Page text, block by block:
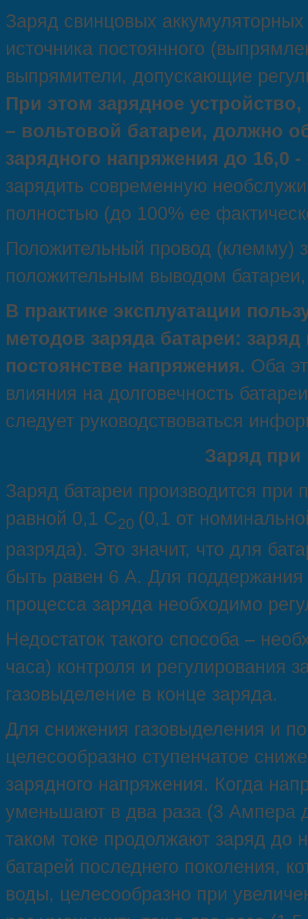
Заряд свинцовых
источника постоянного
выпрямители, допускающие
При этом зарядное
– вольтовой батареи, должно
зарядного напряжения до 16,0
зарядить современную
полностью (до 100% ее
Положительный провод (клемму)
положительным выводом
В практике эксплуатации
методов заряда батареи:
постоянстве напряжения. Оба
влияния на долговечность
следует руководствоваться
Заряд при
Заряд батареи производится при
равной 0,1 С20 (0,1 от
разряда). Это значит, что для
быть равен 6 А. Для поддержания
процесса заряда необходимо
Недостаток такого способа –
часа) контроля и регулирования
газовыделение в конце заряда.
Для снижения газовыделения и
целесообразно ступенчатое
зарядного напряжения. Когда
уменьшают в два раза (3 Ампера
таком токе продолжают заряд до
батарей последнего поколения,
воды, целесообразно при